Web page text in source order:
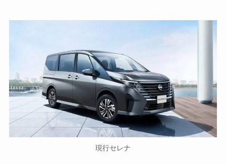
現行セレナ